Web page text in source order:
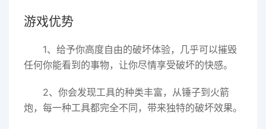
游戏优势
1、给予你高度自由的破坏体验，几乎可以摧毁
任何你能看到的事物，让你尽情享受破坏的快感。
2、你会发现工具的种类丰富，从锤子到火箭
炮，每一种工具都完全不同，带来独特的破坏效果。